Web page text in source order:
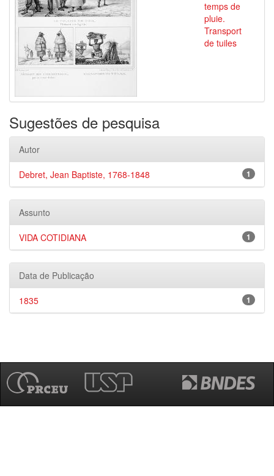
temps de
pluie.
Transport
de tuiles
Sugestões de pesquisa
Autor
1
Debret, Jean Baptiste, 1768-1848
Assunto
1
VIDA COTIDIANA
Data de Publicação
1
1835